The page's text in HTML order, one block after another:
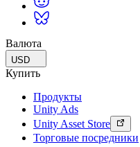
Валюта
USD
Купить
Продукты
Unity Ads
Unity Asset Store
Торговые посредники